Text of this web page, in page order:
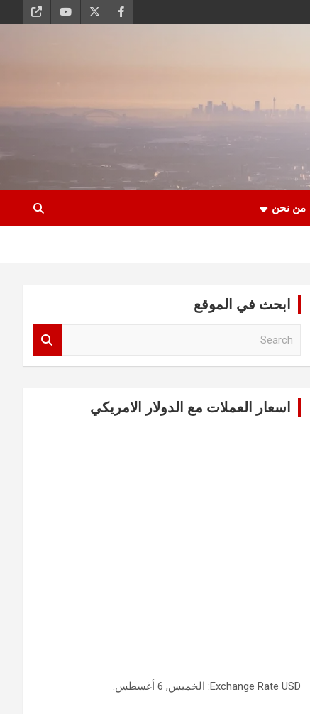
من نحن
ابحث في الموقع
اسعار العملات مع الدولار الامريكي
Exchange Rate USD : الخميس, 6 أغسطس.